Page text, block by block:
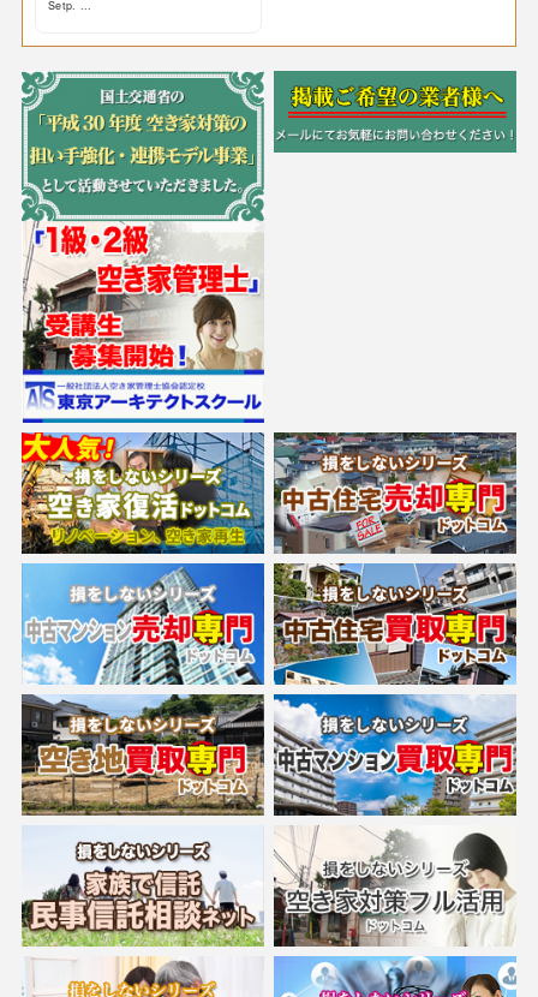
Setp. ...